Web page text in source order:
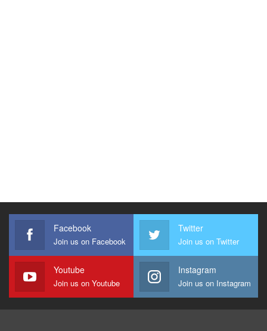
Facebook
Join us on Facebook
Twitter
Join us on Twitter
Youtube
Join us on Youtube
Instagram
Join us on Instagram